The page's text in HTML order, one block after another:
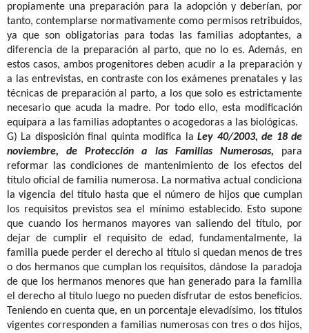
propiamente una preparación para la adopción y deberían, por
tanto, contemplarse normativamente como permisos retribuidos,
ya que son obligatorias para todas las familias adoptantes, a
diferencia de la preparación al parto, que no lo es. Además, en
estos casos, ambos progenitores deben acudir a la preparación y
a las entrevistas, en contraste con los exámenes prenatales y las
técnicas de preparación al parto, a los que solo es estrictamente
necesario que acuda la madre. Por todo ello, esta modificación
equipara a las familias adoptantes o acogedoras a las biológicas.
G) La disposición final quinta modifica la Ley 40/2003, de 18 de
noviembre, de Protección a las Familias Numerosas, para
reformar las condiciones de mantenimiento de los efectos del
título oficial de familia numerosa. La normativa actual condiciona
la vigencia del título hasta que el número de hijos que cumplan
los requisitos previstos sea el mínimo establecido. Esto supone
que cuando los hermanos mayores van saliendo del título, por
dejar de cumplir el requisito de edad, fundamentalmente, la
familia puede perder el derecho al título si quedan menos de tres
o dos hermanos que cumplan los requisitos, dándose la paradoja
de que los hermanos menores que han generado para la familia
el derecho al título luego no pueden disfrutar de estos beneficios.
Teniendo en cuenta que, en un porcentaje elevadísimo, los títulos
vigentes corresponden a familias numerosas con tres o dos hijos,